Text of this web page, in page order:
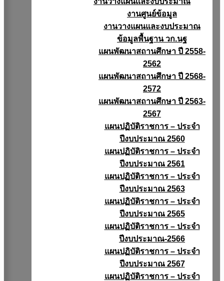
งานศูนย์ข้อมูล
งานวางแผนและงบประมาณ
ข้อมูลพื้นฐาน วก.นฐ
แผนพัฒนาสถานศึกษา ปี 2558-
2562
แผนพัฒนาสถานศึกษา ปี 2568-
2572
แผนพัฒนาสถานศึกษา ปี 2563-
2567
แผนปฏิบัติราชการ – ประจำ
ปีงบประมาณ 2560
แผนปฏิบัติราชการ – ประจำ
ปีงบประมาณ 2561
แผนปฏิบัติราชการ – ประจำ
ปีงบประมาณ 2563
แผนปฏิบัติราชการ – ประจำ
ปีงบประมาณ 2565
แผนปฏิบัติราชการ – ประจำ
ปีงบประมาณ-2566
แผนปฏิบัติราชการ – ประจำ
ปีงบประมาณ 2567
แผนปฏิบัติราชการ – ประจำ